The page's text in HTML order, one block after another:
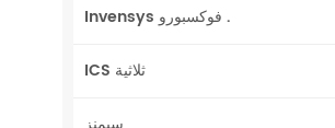
Invensys فوكسبورو .
ICS ثلاثية